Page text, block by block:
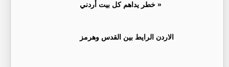
خطر يداهم كل بيت أردني »
الاردن الرايط بين القدس وهرمز